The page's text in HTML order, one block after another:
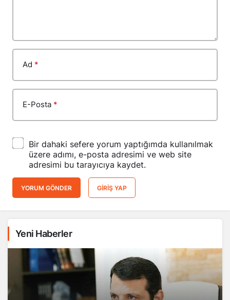
Ad *
E-Posta *
Bir dahaki sefere yorum yaptığımda kullanılmak
üzere adımı, e-posta adresimi ve web site
adresimi bu tarayıcıya kaydet.
YORUM GÖNDER GIRIŞ YAP
Yeni Haberler